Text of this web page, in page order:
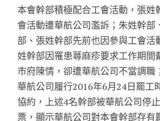
本會幹部積極配合工會活動，張姓
會活動遭華航公司濫訴；朱姓幹部
部、張姓幹部先前也因參與工會活
姓幹部因罹患蕁麻疹要求工作期間
市府陳情，卻遭華航公司不當調職
華航公司履行2016年6月24日罷工
協約，上述4名幹部被華航公司停
票，顯示華航公司對本會幹部存有